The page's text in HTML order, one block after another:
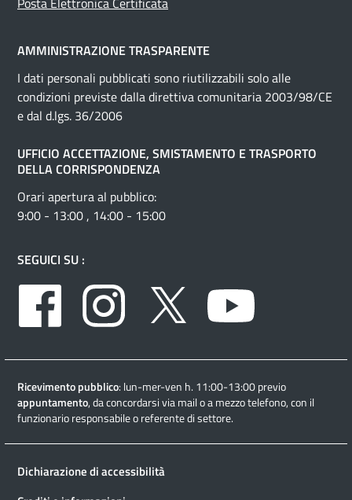
AMMINISTRAZIONE TRASPARENTE
I dati personali pubblicati sono riutilizzabili solo alle
condizioni previste dalla direttiva comunitaria 2003/98/CE
e dal d.lgs. 36/2006
UFFICIO ACCETTAZIONE, SMISTAMENTO E TRASPORTO
DELLA CORRISPONDENZA
Orari apertura al pubblico:
9:00 - 13:00 , 14:00 - 15:00
SEGUICI SU :
Facebook
Instagram Twitter
Ricevimento pubblico: lun-mer-ven h. 11:00-13:00 previo
appuntamento, da concordarsi via mail o a mezzo telefono, con il
funzionario responsabile o referente di settore.
Dichiarazione di accessibilità